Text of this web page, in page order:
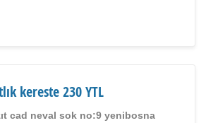
kereste 230 YTL
cad neval sok no:9 yenibosna